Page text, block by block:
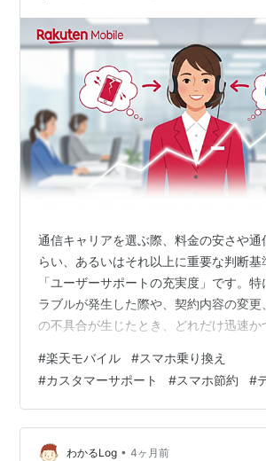
通信キャリアを選ぶ際、料金の安さや通
らい、あるいはそれ以上に重要な判断基
「ユーザーサポートの充実度」です。特
ラブルが発生した際や、契約内容の変
の不具合が生じたとき、どれだけ迅速か
て、楽天モバイルに対して「サポートが
「窓口での対応が限定的」といった印象
は少なくないかもしれません。しかし
して急速に成長を遂げた楽天モバイル
ラ整備と並行してカスタマーサポート体
#楽天モバイル #スマホ乗り換え
#カスタマーサポート #スマホ節約 #
わかるLog • 4ヶ月前